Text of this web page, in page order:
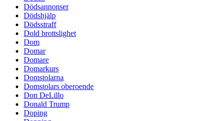
Dödsannonser
Dödshjälp
Dödsstraff
Dold brottslighet
Dom
Domar
Domare
Domarkurs
Domstolarna
Domstolars oberoende
Don DeLillo
Donald Trump
Doping